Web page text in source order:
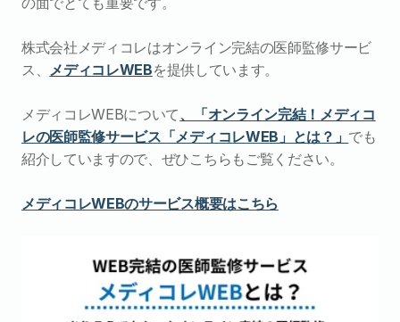
株式会社メディコレはオンライン完結の医師監修サービ
ス、
メディコレWEBを提供しています。
メディコレWEBについて、「オンライン完結！メディコ
レの医師監修サービス「メディコレWEB」とは？」 でも
紹介していますので、ぜひこちらもご覧ください。
メディコレWEBのサービス概要はこちら